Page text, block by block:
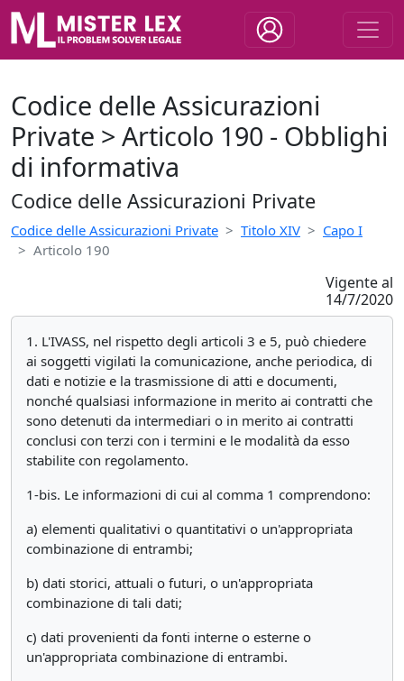
Codice delle Assicurazioni
Private > Articolo 190 - Obblighi
di informativa
Codice delle Assicurazioni Private
Codice delle Assicurazioni Private Titolo XIV
Capo I
Articolo 190
Vigente al
14/7/2020
1. L'IVASS, nel rispetto degli articoli 3 e 5, può chiedere
ai soggetti vigilati la comunicazione, anche periodica, di
dati e notizie e la trasmissione di atti e documenti,
nonché qualsiasi informazione in merito ai contratti che
sono detenuti da intermediari o in merito ai contratti
conclusi con terzi con i termini e le modalità da esso
stabilite con regolamento.
1-bis. Le informazioni di cui al comma 1 comprendono:
a) elementi qualitativi o quantitativi o un'appropriata
combinazione di entrambi;
b) dati storici, attuali o futuri, o un'appropriata
combinazione di tali dati;
c) dati provenienti da fonti interne o esterne o
un'appropriata combinazione di entrambi.